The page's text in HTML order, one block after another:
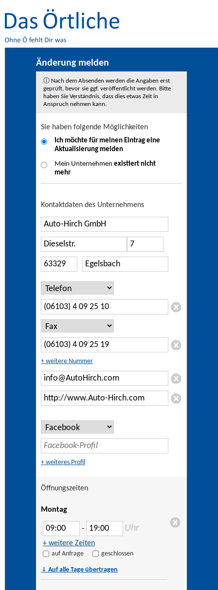
Änderung melden
ⓘ Nach dem Absenden werden die Angaben erst
geprüft, bevor sie ggf. veröffentlicht werden. Bitte
haben Sie Verständnis, dass dies etwas Zeit in
Anspruch nehmen kann.
Sie haben folgende Möglichkeiten
Ich möchte für meinen Eintrag eine
Aktualisierung melden
Mein Unternehmen existiert nicht
mehr
Kontaktdaten des Unternehmens
+ weitere Nummer
+ weiteres Profil
Öffnungszeiten
Montag
– Uhr
+ weitere Zeiten
auf Anfrage geschlossen
⇓ Auf alle Tage übertragen